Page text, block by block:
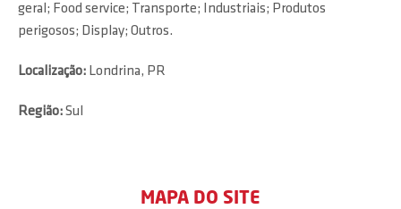
geral; Food service; Transporte; Industriais; Produtos
perigosos; Display; Outros.
Localização: Londrina, PR
Região:Sul
MAPA DO SITE